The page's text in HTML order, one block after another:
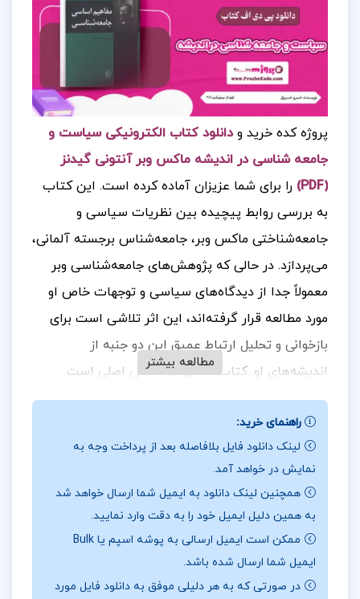
پروژه کده خرید و دانلود کتاب الکترونیکی سیاست و
جامعه شناسی در اندیشه ماکس وبر آنتونی گیدنز
(PDF)
را برای شما عزیزان آماده کرده است. این کتاب
به بررسی روابط پیچیده بین نظریات سیاسی و
جامعه‌شناختی ماکس وبر، جامعه‌شناس برجسته آلمانی،
می‌پردازد. در حالی که پژوهش‌های جامعه‌شناسی وبر
معمولاً جدا از دیدگاه‌های سیاسی و توجهات خاص او
مورد مطالعه قرار گرفته‌اند، این اثر تلاشی است برای
بازخوانی و تحلیل ارتباط عمیق این دو جنبه از
اندیشه‌های او. کتاب شامل سه بخش اصلی است.
بخش نخست، بر ارزیابی سیاسی وبر از روند توسعه
آلمان پس از دوران بیسمارک متمرکز است و به تحلیل
نکات برجسته و تأثیرگذار در این زمینه می‌پردازد. در
بخش دوم، تأثیر دیدگاه‌های سیاسی وبر بر مباحث
جامعه‌شناختی، مانند سرمایه‌داری، اقتدار و مذهب،
بررسی شده است. در نهایت، بخش سوم بر عکس
بخش دوم، تأثیرات نگرش‌های جامعه‌شناختی وبر بر
تحلیل‌های سیاسی او از وضعیت آلمان را مورد بحث
مطالعه بیشتر
راهنمای خرید:
لینک دانلود فایل بلافاصله بعد از پرداخت وجه به
نمایش در خواهد آمد.
همچنین لینک دانلود به ایمیل شما ارسال خواهد شد
به همین دلیل ایمیل خود را به دقت وارد نمایید.
ممکن است ایمیل ارسالی به پوشه اسپم یا Bulk
ایمیل شما ارسال شده باشد.
در صورتی که به هر دلیلی موفق به دانلود فایل مورد